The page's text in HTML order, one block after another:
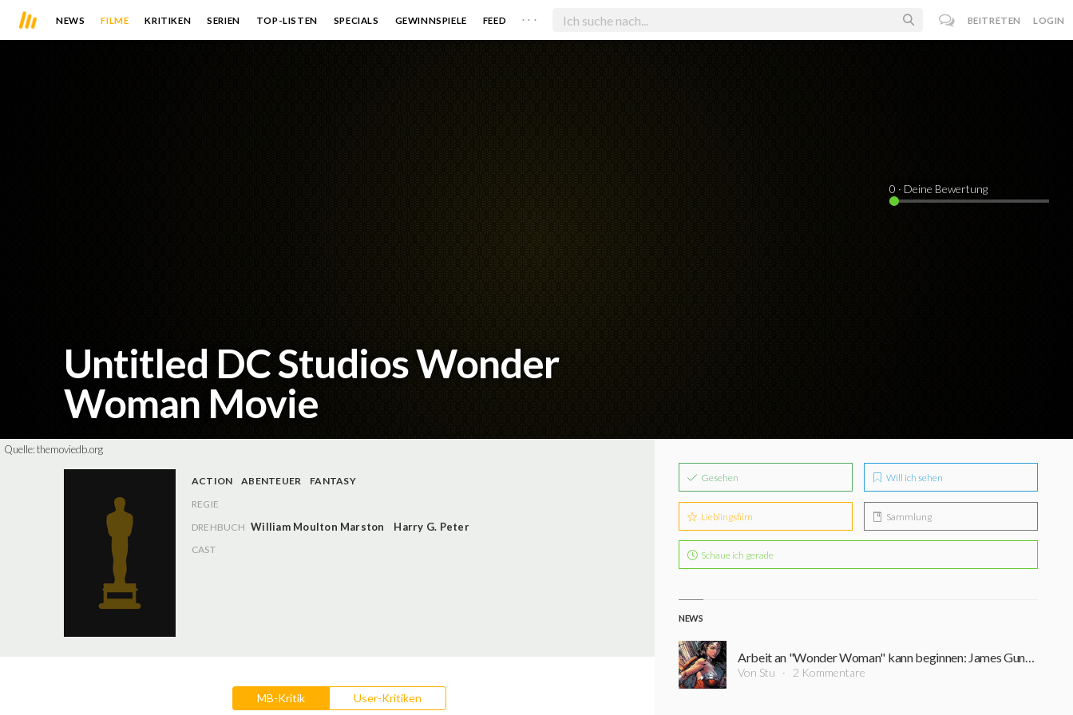
NEWS FILME KRITIKEN SERIEN TOP-LISTEN SPECIALS GEWINNSPIELE FEED . . . BEITRETEN LOGIN
Untitled DC Studios Wonder
Woman Movie
0 · Deine Bewertung
Quelle:themoviedb.org
ACTION ABENTEUER
FANTASY
REGIE
DREHBUCH William Moulton Marston Harry G. Peter
CAST
MB-Kritik User-Kritiken
Gesehen Will ich sehen
Lieblingsfilm Sammlung
Schaue ich gerade
NEWS
Von Stu 2 Kommentare